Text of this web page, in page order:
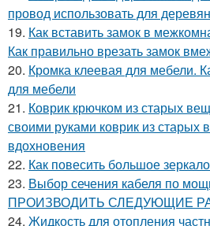
провод использовать для
19. Как вставить замок в
Как правильно врезать замок
20. Кромка клеевая для мебели.
для мебели
21. Коврик крючком из старых
своими руками коврик из старых
вдохновения
22. Как повесить большое
23. Выбор сечения кабеля по
ПРОИЗВОДИТЬ СЛЕДУЮЩИЕ
24. Жидкость для отопления